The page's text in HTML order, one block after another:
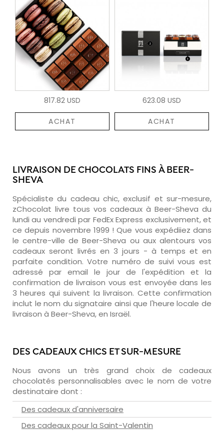
817.82 USD
ACHAT
623.08 USD
ACHAT
LIVRAISON DE CHOCOLATS FINS À BEER-
SHEVA
Spécialiste du cadeau chic, exclusif et sur-mesure,
zChocolat livre tous vos cadeaux à Beer-Sheva du
lundi au vendredi par FedEx Express exclusivement, et
ce depuis novembre 1999 ! Que vous expédiiez dans
le centre-ville de Beer-Sheva ou aux alentours vos
cadeaux seront livrés en 3 jours - à temps et en
parfaite condition. Votre numéro de suivi vous est
adressé par email le jour de l'expédition et la
confirmation de livraison vous est envoyée dans les
3 heures qui suivent la livraison. Cette confirmation
inclut le nom du signataire ainsi que l'heure locale de
livraison à Beer-Sheva, en Israël.
DES CADEAUX CHICS ET SUR-MESURE
Nous avons un très grand choix de cadeaux
chocolatés personnalisables avec le nom de votre
destinataire dont :
Des cadeaux d'anniversaire
Des cadeaux pour la Saint-Valentin